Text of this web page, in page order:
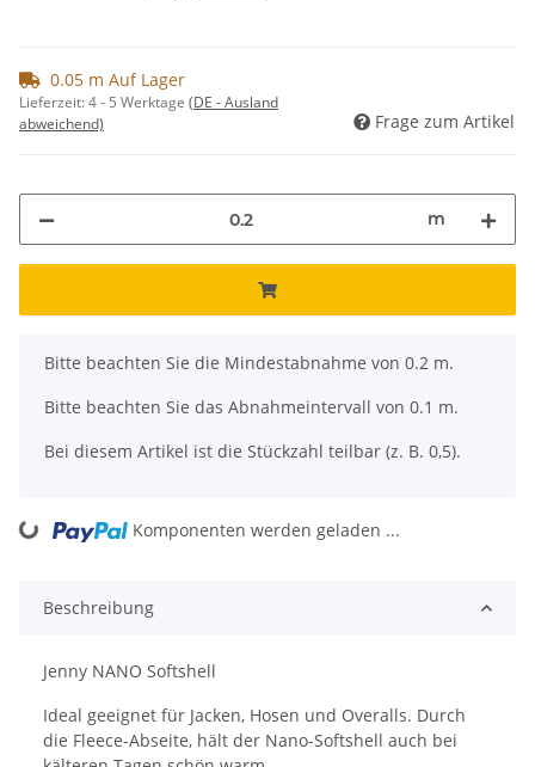
0.05 m Auf Lager
Lieferzeit:4 - 5 Werktage (DE - Ausland
abweichend)
Frage zum Artikel
m
x
Bitte beachten Sie die Mindestabnahme von 0.2 m.
Bitte beachten Sie das Abnahmeintervall von 0.1 m.
Bei diesem Artikel ist die Stückzahl teilbar (z. B. 0,5).
Komponenten werden geladen ...
Beschreibung
Jenny NANO Softshell
Ideal geeignet für Jacken, Hosen und Overalls. Durch
die Fleece-Abseite, hält der Nano-Softshell auch bei